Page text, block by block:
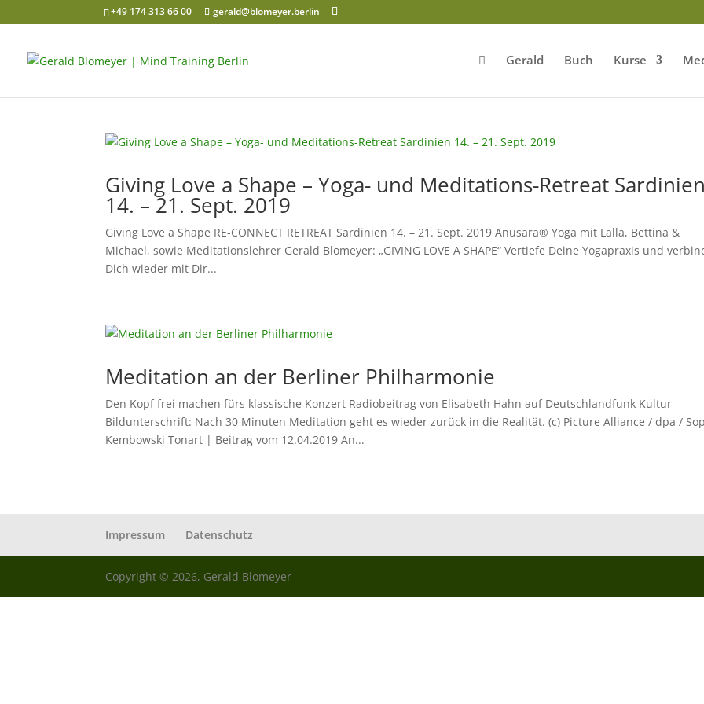
+49 174 313 66 00 gerald@blomeyer.berlin
Gerald Buch Kurse
Giving Love a Shape – Yoga- und Meditations-Retreat
14. – 21. Sept. 2019
Giving Love a Shape RE-CONNECT RETREAT Sardinien 14. – 21. Sept. 2019 Anusara® Yoga mit Lalla, Bettina &
Michael, sowie Meditationslehrer Gerald Blomeyer: „GIVING LOVE A SHAPE“ Vertiefe Deine Yogapraxis und
Dich wieder mit Dir...
Meditation an der Berliner Philharmonie
Den Kopf frei machen fürs klassische Konzert Radiobeitrag von Elisabeth Hahn auf Deutschlandfunk Kultur
Bildunterschrift: Nach 30 Minuten Meditation geht es wieder zurück in die Realität. (c) Picture Alliance / dpa /
Kembowski Tonart | Beitrag vom 12.04.2019 An...
Impressum Datenschutz
Copyright © 2026, Gerald Blomeyer